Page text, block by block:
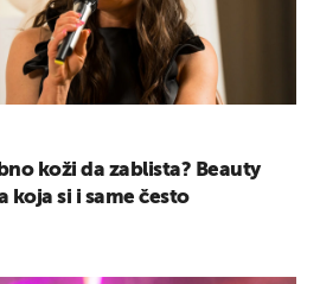
koži da zablista? Beauty
si i same često